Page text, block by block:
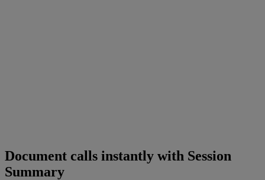
Document calls instantly with Session
Summary